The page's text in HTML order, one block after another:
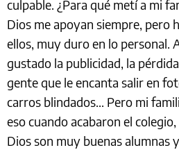
culpable. ¿Para qué metí a mi
Dios me apoyan siempre, pero
ellos, muy duro en lo personal.
gustado la publicidad, la
gente que le encanta salir en
carros blindados... Pero mi
eso cuando acabaron el
Dios son muy buenas alumnas